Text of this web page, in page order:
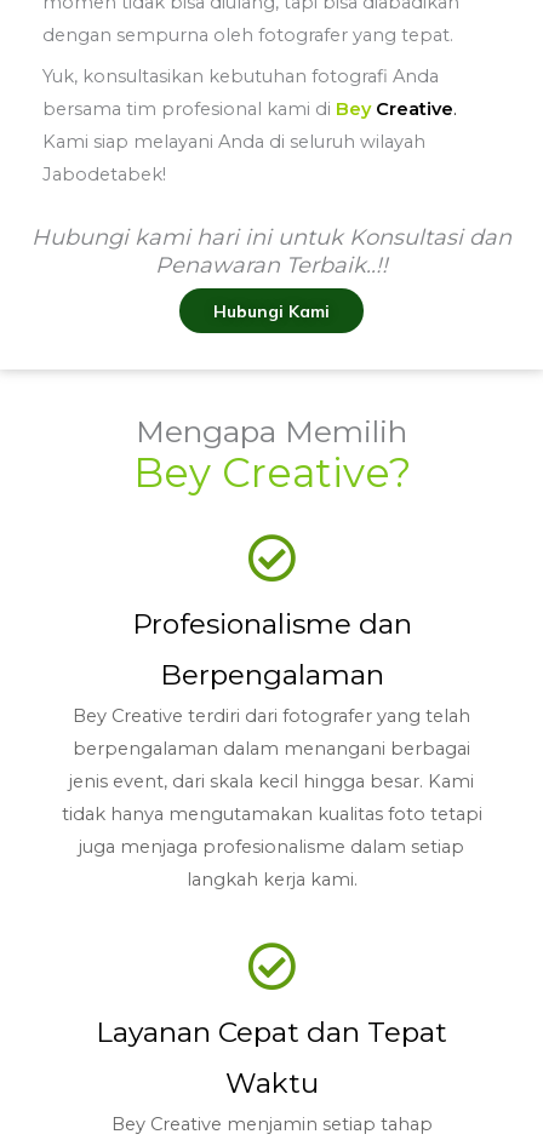
dengan sempurna oleh fotografer yang tepat.
Yuk, konsultasikan kebutuhan fotografi Anda
bersama tim profesional kami di Bey Creative.
Kami siap melayani Anda di seluruh wilayah
Jabodetabek!
Hubungi kami hari ini untuk Konsultasi dan
Penawaran Terbaik..!!
Hubungi Kami
Mengapa Memilih
Bey Creative?
Profesionalisme dan
Berpengalaman
Bey Creative terdiri dari fotografer yang telah
berpengalaman dalam menangani berbagai
jenis event, dari skala kecil hingga besar. Kami
tidak hanya mengutamakan kualitas foto tetapi
juga menjaga profesionalisme dalam setiap
langkah kerja kami.
Layanan Cepat dan Tepat
Waktu
Bey Creative menjamin setiap tahap